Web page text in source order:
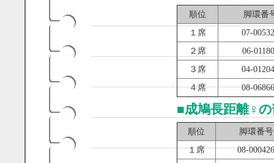
順位
脚環番
１席
07-
２席
06-
３席
04-
４席
08-
■成鳩長距離♀
順位
脚環番号
１席
08-000426